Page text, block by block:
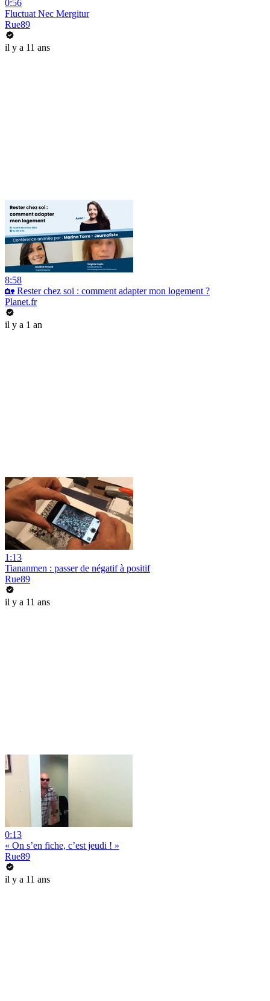
0:56
Fluctuat Nec Mergitur
Rue89
il y a 11 ans
8:58
🏡 Rester chez soi : comment adapter mon logement ?
Planet.fr
il y a 1 an
1:13
Tiananmen : passer de négatif à positif
Rue89
il y a 11 ans
0:13
« On s’en fiche, c’est jeudi ! »
Rue89
il y a 11 ans